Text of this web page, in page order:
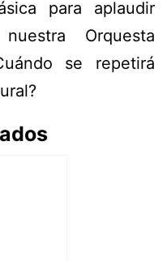
para aplaudir
Orquesta
se repetirá